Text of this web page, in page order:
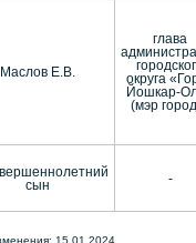
Маслов Е.В.
глава
округа
Йошкар-
(мэр
сын
-
15.01.2024